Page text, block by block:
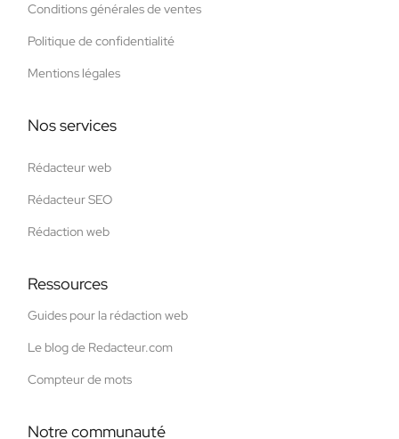
Conditions générales de ventes
Politique de confidentialité
Mentions légales
Nos services
Rédacteur web
Rédacteur SEO
Rédaction web
Ressources
Guides pour la rédaction web
Le blog de Redacteur.com
Compteur de mots
Notre communauté